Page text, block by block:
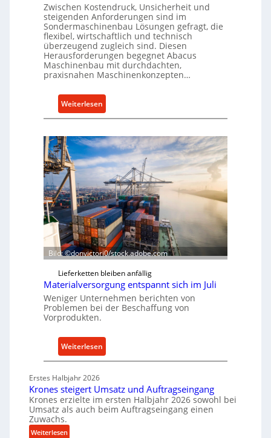
n
f
ü
r
d
i
P
r
d
u
k
t
i
o
n
i
n
d
M
i
e
l
a
n
o
n
e
x
p
a
d
i
r
t
Zwischen Kostendruck, Unsicherheit und
steigenden Anforderungen sind im
Sondermaschinenbau Lösungen gefragt, die
flexibel, wirtschaftlich und technisch
überzeugend zugleich sind. Diesen
Herausforderungen begegnet Abacus
Maschinenbau mit durchdachten,
praxisnahen Maschinenkonzepten…
Weiterlesen:
R
l
l
e
n
f
ü
h
r
u
n
g
e
n
e
ö
h
d
i
Bild: ©donvictori0/stock.adobe.com
Lieferketten bleiben anfällig
Materialversorgung entspannt sich im Juli
Weniger Unternehmen berichten von
Problemen bei der Beschaffung von
Vorprodukten.
Weiterlesen:
M
e
r
Erstes Halbjahr 2026
Krones steigert Umsatz und Auftragseingang
Krones erzielte im ersten Halbjahr 2026 sowohl bei
Umsatz als auch beim Auftragseingang einen
Zuwachs.
Weiterlesen: